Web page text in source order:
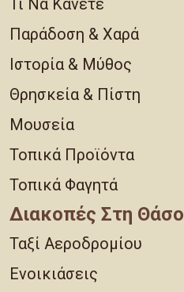
Τι Να Κάνετε
Παράδοση & Χαρά
Ιστορία & Μύθος
Θρησκεία & Πίστη
Μουσεία
Τοπικά Προϊόντα
Τοπικά Φαγητά
Διακοπές Στη Θάσο
Ταξί Αεροδρομίου
Ενοικιάσεις